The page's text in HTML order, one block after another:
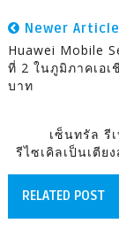
Newer Article
Huawei Mobile
ที่ 2 ในภูมิภาคเอเ
บาท
เซ็นทรัล รี
รีไซเคิลเป็นเตีย
RELATED POST